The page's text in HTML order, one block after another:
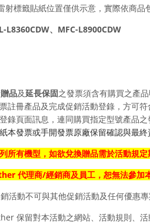
射標籤貼紙位置僅供示意，實際依商品
L8360CDW、 MFC-L8900CDW
贈品及延長保固之發票須含有購買之產
註冊產品及完成促銷活動登錄，方可
錄頁面訊息，連同購買指定型號產品之
紙本發票或手開發票原廠保留確認與最終
所有機型， 如欲兌換贈品需於活動規
代理商/經銷商及員工，恕無法參加
活動不可與其他促銷活動及任何優惠專
保留對本活動之網站、活動規則、活